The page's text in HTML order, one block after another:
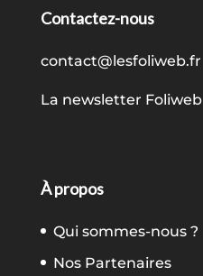
Contactez-nous
contact@lesfoliweb.fr
La newsletter Foliweb
À propos
Qui sommes-nous ?
Nos Partenaires